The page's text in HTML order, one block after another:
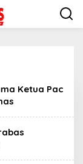
Ketua Pac